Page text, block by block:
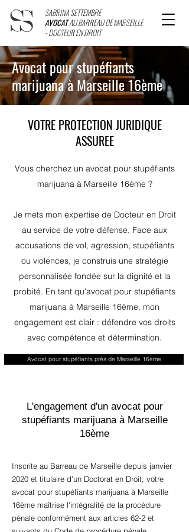
SABRINA SETTEMBRE
AVOCATAU BARREAU DE MARSEILLE
- DOCTEUR EN DROIT
Avocat pour stupéfiants
marijuana à Marseille 16ème
VOTRE PROTECTION JURIDIQUE
ASSUREE
Vous cherchez un avocat pour stupéfiants
marijuana à Marseille 16ème ?
Je mets mon expertise de Docteur en Droit
au service de votre défense. Face aux
accusations de vol, agression, stupéfiants
ou violences, je construis une stratégie
personnalisée fondée sur la dignité et la
probité. En tant qu'avocat pour stupéfiants
marijuana à Marseille 16ème, mon
engagement est clair : défendre vos droits
avec compétence et détermination.
Avocat pour stupéfiants près de Marseille 16ème
L'engagement d'un avocat pour
stupéfiants marijuana à Marseille
16ème
Inscrite au Barreau de Marseille depuis janvier
2020 et titulaire d'un Doctorat en Droit, votre
avocat pour stupéfiants marijuana à Marseille
16ème maîtrise l'intégralité de la procédure
pénale conformément aux articles 62-2 et